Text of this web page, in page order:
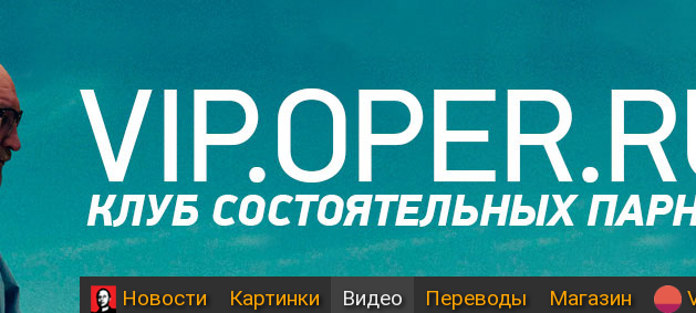
Новости Картинки Видео Переводы Магазин